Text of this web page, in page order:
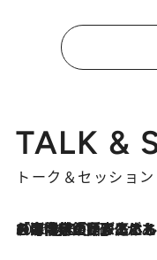
TALK &
トーク＆セッション
2026.8.3
「今後値上げがあるとすれば…」「リスクがあるのは今年の冬」エネルギー専門家が語る、ホルムズ海峡封鎖が家庭にもたらす“ある心配”